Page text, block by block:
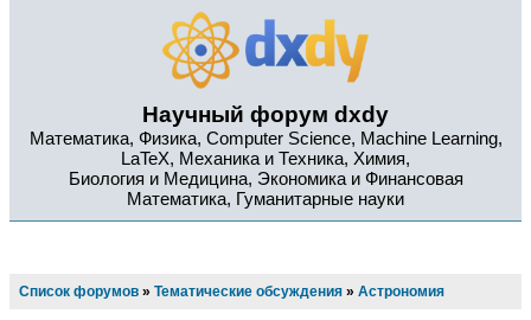
Научный форум dxdy
Математика, Физика, Computer Science, Machine Learning,
LaTeX, Механика и Техника, Химия,
Биология и Медицина, Экономика и Финансовая
Математика, Гуманитарные науки
Список форумов » Тематические обсуждения » Астрономия